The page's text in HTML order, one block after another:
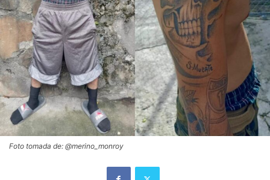
Foto tomada de: @merino_monroy